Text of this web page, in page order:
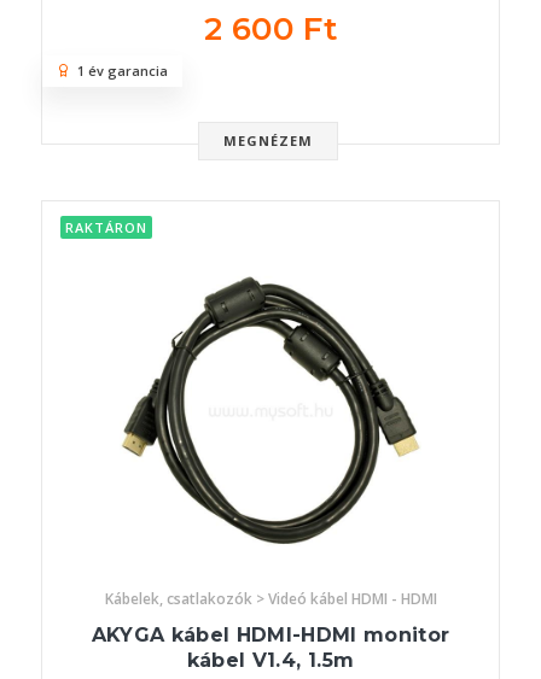
2 600 Ft
MEGNÉZEM
1 év garancia
RAKTÁRON
Kábelek, csatlakozók > Videó kábel HDMI - HDMI
AKYGA kábel HDMI-HDMI monitor
kábel V1.4, 1.5m